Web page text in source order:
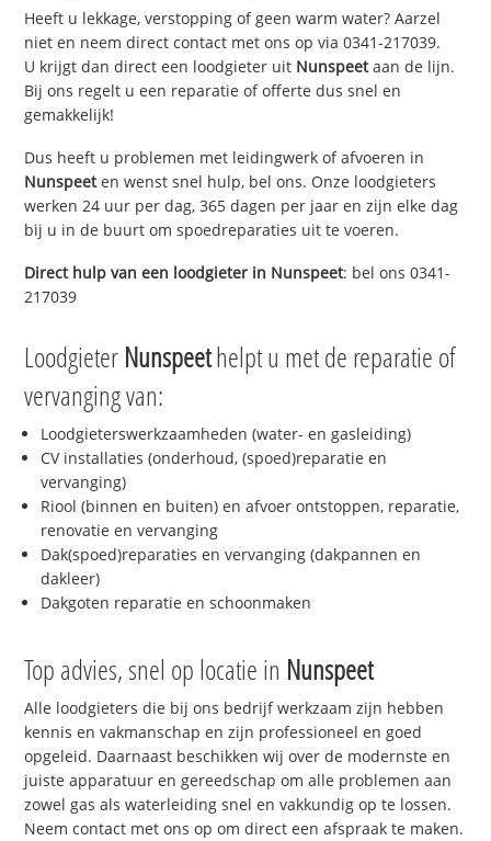
Heeft u lekkage, verstopping of geen warm water? Aarzel
niet en neem direct contact met ons op via 0341-217039.
U krijgt dan direct een loodgieter uit Nunspeetaan de lijn.
Bij ons regelt u een reparatie of offerte dus snel en
gemakkelijk!
Dus heeft u problemen met leidingwerk of afvoeren in
Nunspeeten wenst snel hulp, bel ons. Onze loodgieters
werken 24 uur per dag, 365 dagen per jaar en zijn elke dag
bij u in de buurt om spoedreparaties uit te voeren.
Direct hulp van een loodgieter in Nunspeet: bel ons 0341-
217039
Loodgieter Nunspeethelpt u met de reparatie of
vervanging van:
Loodgieterswerkzaamheden (water- en gasleiding)
CV installaties (onderhoud, (spoed)reparatie en
vervanging)
Riool (binnen en buiten) en afvoer ontstoppen, reparatie,
renovatie en vervanging
Dak(spoed)reparaties en vervanging (dakpannen en
dakleer)
Dakgoten reparatie en schoonmaken
Top advies, snel op locatie in Nunspeet
Alle loodgieters die bij ons bedrijf werkzaam zijn hebben
kennis en vakmanschap en zijn professioneel en goed
opgeleid. Daarnaast beschikken wij over de modernste en
juiste apparatuur en gereedschap om alle problemen aan
zowel gas als waterleiding snel en vakkundig op te lossen.
Neem contact met ons op om direct een afspraak te maken.